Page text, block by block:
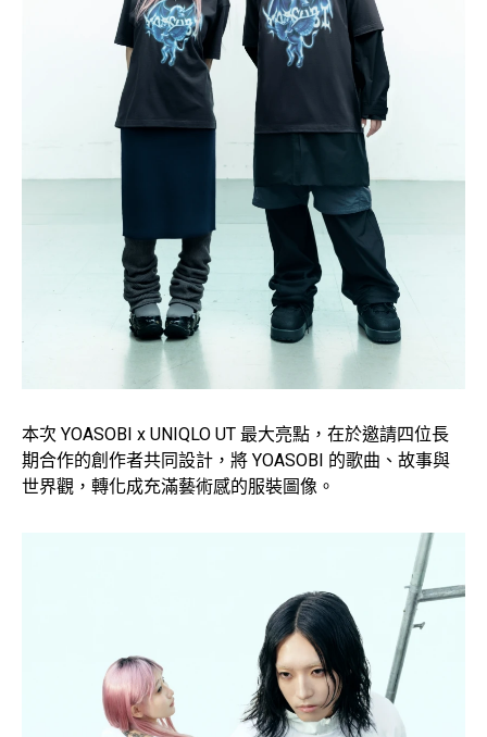
本次 YOASOBI x UNIQLO UT 最大亮點，在於邀請四位長
期合作的創作者共同設計，將 YOASOBI 的歌曲、故事與
世界觀，轉化成充滿藝術感的服裝圖像。